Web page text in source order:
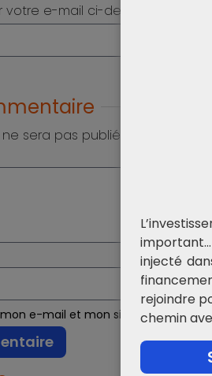
e-mail ci-dessous.
sera pas publiée. Les
e-mail et mon site dans le
injecté
rejoindre
chemin